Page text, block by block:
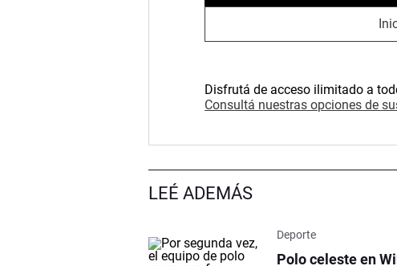
Disfrutá de acceso ilimitado a
Consultá nuestras opciones de
LEÉ ADEMÁS
Deporte
Polo celeste en